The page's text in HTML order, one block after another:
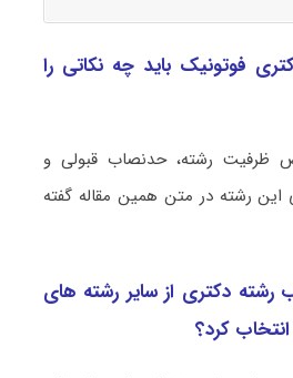
فوتونیک باید چه نکاتی را
ظرفیت رشته، حدنصاب قبولی و
رشته در متن همین مقاله گفته
رشته دکتری از سایر رشته های
کرد؟